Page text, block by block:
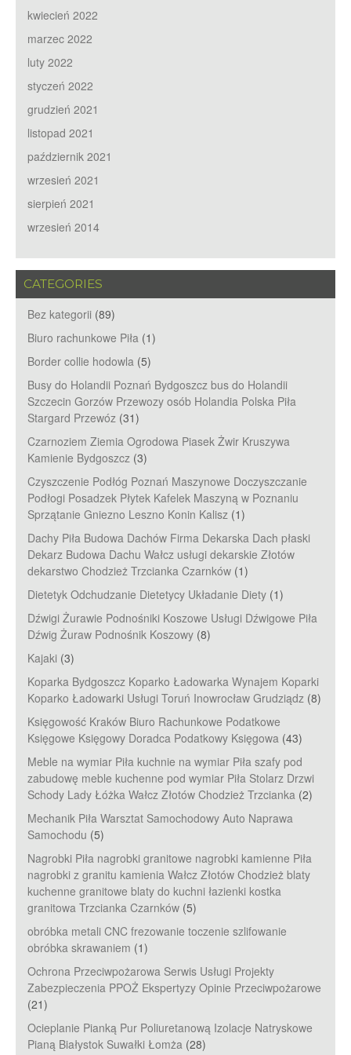
kwiecień 2022
marzec 2022
luty 2022
styczeń 2022
grudzień 2021
listopad 2021
październik 2021
wrzesień 2021
sierpień 2021
wrzesień 2014
CATEGORIES
Bez kategorii (89)
Biuro rachunkowe Piła (1)
Border collie hodowla (5)
Busy do Holandii Poznań Bydgoszcz bus do Holandii
Szczecin Gorzów Przewozy osób Holandia Polska Piła
Stargard Przewóz (31)
Czarnoziem Ziemia Ogrodowa Piasek Żwir Kruszywa
Kamienie Bydgoszcz (3)
Czyszczenie Podłóg Poznań Maszynowe Doczyszczanie
Podłogi Posadzek Płytek Kafelek Maszyną w Poznaniu
Sprzątanie Gniezno Leszno Konin Kalisz (1)
Dachy Piła Budowa Dachów Firma Dekarska Dach płaski
Dekarz Budowa Dachu Wałcz usługi dekarskie Złotów
dekarstwo Chodzież Trzcianka Czarnków (1)
Dietetyk Odchudzanie Dietetycy Układanie Diety (1)
Dźwigi Żurawie Podnośniki Koszowe Usługi Dźwigowe Piła
Dźwig Żuraw Podnośnik Koszowy (8)
Kajaki (3)
Koparka Bydgoszcz Koparko Ładowarka Wynajem Koparki
Koparko Ładowarki Usługi Toruń Inowrocław Grudziądz (8)
Księgowość Kraków Biuro Rachunkowe Podatkowe
Księgowe Księgowy Doradca Podatkowy Księgowa (43)
Meble na wymiar Piła kuchnie na wymiar Piła szafy pod
zabudowę meble kuchenne pod wymiar Piła Stolarz Drzwi
Schody Lady Łóżka Wałcz Złotów Chodzież Trzcianka (2)
Mechanik Piła Warsztat Samochodowy Auto Naprawa
Samochodu (5)
Nagrobki Piła nagrobki granitowe nagrobki kamienne Piła
nagrobki z granitu kamienia Wałcz Złotów Chodzież blaty
kuchenne granitowe blaty do kuchni łazienki kostka
granitowa Trzcianka Czarnków (5)
obróbka metali CNC frezowanie toczenie szlifowanie
obróbka skrawaniem (1)
Ochrona Przeciwpożarowa Serwis Usługi Projekty
Zabezpieczenia PPOŻ Ekspertyzy Opinie Przeciwpożarowe
(21)
Ocieplanie Pianką Pur Poliuretanową Izolacje Natryskowe
Pianą Białystok Suwałki Łomża (28)